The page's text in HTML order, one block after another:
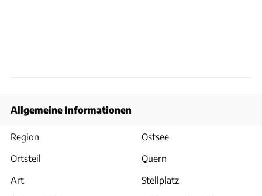
Allgemeine Informationen
Region
Ostsee
Ortsteil
Quern
Art
Stellplatz